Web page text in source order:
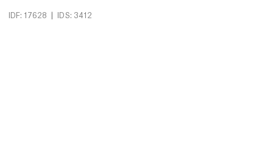
IDF: 17628 | IDS: 3412